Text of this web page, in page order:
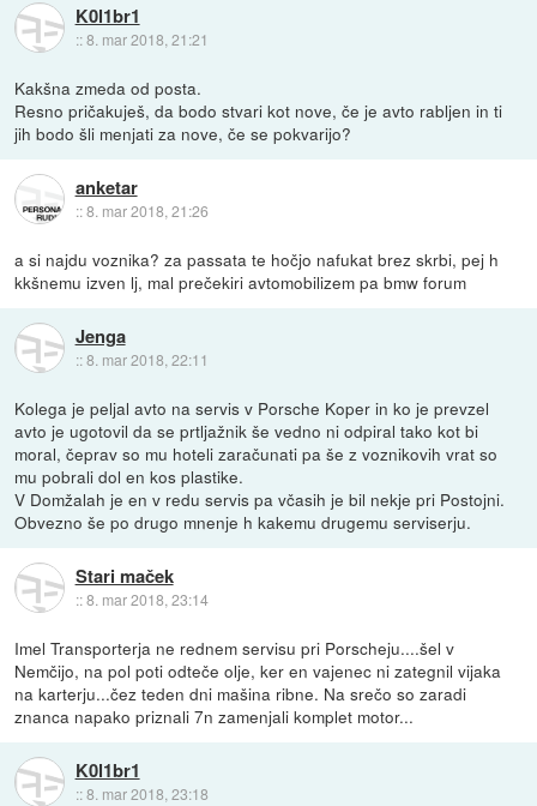
K0l1br1
::8. mar 2018, 21:21
Kakšna zmeda od posta.
Resno pričakuješ, da bodo stvari kot nove, če je avto rabljen in ti
jih bodo šli menjati za nove, če se pokvarijo?
anketar
::8. mar 2018, 21:26
a si najdu voznika? za passata te hočjo nafukat brez skrbi, pej h
kkšnemu izven lj, mal prečekiri avtomobilizem pa bmw forum
Jenga
::8. mar 2018, 22:11
Kolega je peljal avto na servis v Porsche Koper in ko je prevzel
avto je ugotovil da se prtljažnik še vedno ni odpiral tako kot bi
moral, čeprav so mu hoteli zaračunati pa še z voznikovih vrat so
mu pobrali dol en kos plastike.
V Domžalah je en v redu servis pa včasih je bil nekje pri Postojni.
Obvezno še po drugo mnenje h kakemu drugemu serviserju.
Stari maček
::8. mar 2018, 23:14
Imel Transporterja ne rednem servisu pri Porscheju....šel v
Nemčijo, na pol poti odteče olje, ker en vajenec ni zategnil vijaka
na karterju...čez teden dni mašina ribne. Na srečo so zaradi
znanca napako priznali 7n zamenjali komplet motor...
K0l1br1
::8. mar 2018, 23:18